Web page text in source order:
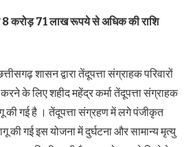
8 करोड़ 71 लाख रूपये से अधिक की राशि
शासन द्वारा तेंदूपत्ता संग्राहक परिवारों
के लिए शहीद महेंद्र कर्मा तेंदूपत्ता संग्राहक
की गई है । तेंदूपत्ता संग्रहण में लगे पंजीकृत
की गई इस योजना में दुर्घटना और सामान्य मृत्यु